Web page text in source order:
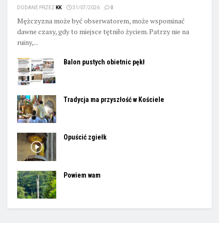
DODANE PRZEZ KK 31/07/2026 0
Mężczyzna może być obserwatorem, może wspominać
dawne czasy, gdy to miejsce tętniło życiem. Patrzy nie na
ruiny,...
Balon pustych obietnic pękł
Tradycja ma przyszłość w Kościele
Opuścić zgiełk
Powiem wam